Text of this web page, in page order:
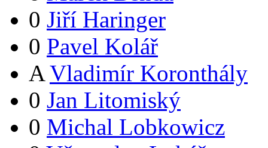
0 Jiří Haringer
0 Pavel Kolář
A Vladimír Koronthály
0 Jan Litomiský
0 Michal Lobkowicz